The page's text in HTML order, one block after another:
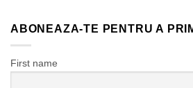
ABONEAZA-TE PENTRU A
First name